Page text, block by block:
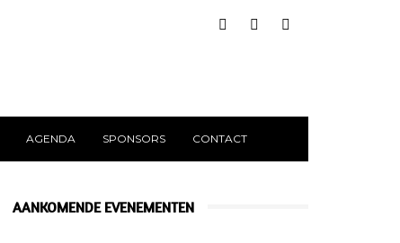
AGENDA SPONSORS CONTACT
AANKOMENDE EVENEMENTEN